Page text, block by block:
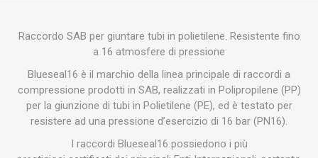
Raccordo SAB per giuntare tubi in polietilene. Resistente fino
a 16 atmosfere di pressione
Blueseal16 è il marchio della linea principale di raccordi a
compressione prodotti in SAB, realizzati in Polipropilene (PP)
per la giunzione di tubi in Polietilene (PE), ed è testato per
resistere ad una pressione d’esercizio di 16 bar (PN16).
I raccordi Blueseal16 possiedono i più